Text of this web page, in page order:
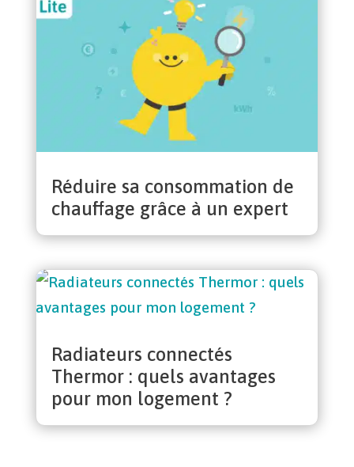
Réduire sa consommation de
chauffage grâce à un expert
Radiateurs connectés
Thermor : quels avantages
pour mon logement ?